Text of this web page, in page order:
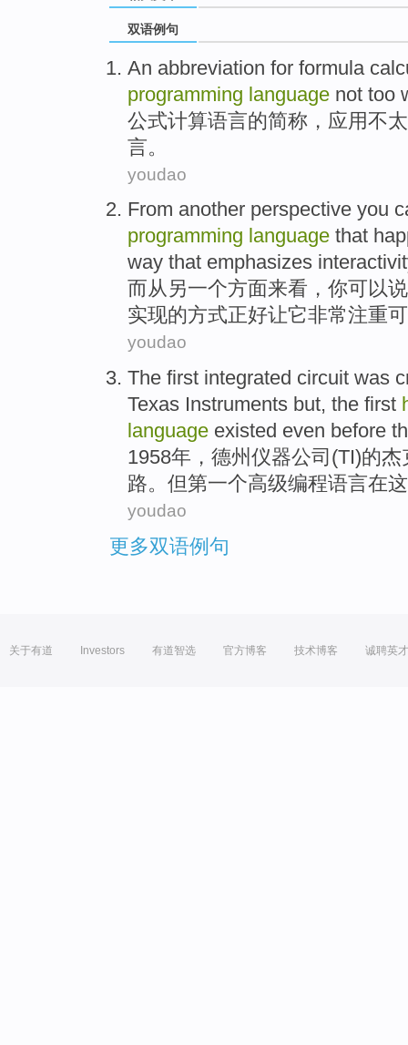
双语例句
An abbreviation for formula
programming language not too
公式计算语言的简称 ， 应用不太
言。
youdao
From another perspective you
programming language that
way that emphasizes
而从 另一个方面来看 ， 你可以说
实现的方式正好让它非常注重可
youdao
The first integrated circuit was
Texas Instruments but, the first
language existed even before
1958年， 德州 仪器公司(TI)的杰
路。 但第一个高级编程语言在这
youdao
更多双语例句
关于有道 Investors 有道智选 官方博客 技术博客 诚聘英才